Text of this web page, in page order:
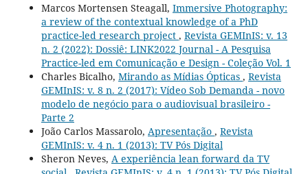
Marcos Mortensen Steagall, Immersive Photography:
a review of the contextual knowledge of a PhD
practice-led research project , Revista GEMInIS: v. 13
n. 2 (2022): Dossiê: LINK2022 Journal - A Pesquisa
Practice-led em Comunicação e Design - Coleção Vol. 1
Charles Bicalho, Mirando as Mídias Ópticas , Revista
GEMInIS: v. 8 n. 2 (2017): Vídeo Sob Demanda - novo
modelo de negócio para o audiovisual brasileiro -
Parte 2
João Carlos Massarolo, Apresentação , Revista
GEMInIS: v. 4 n. 1 (2013): TV Pós Digital
Sheron Neves, A experiência lean forward da TV